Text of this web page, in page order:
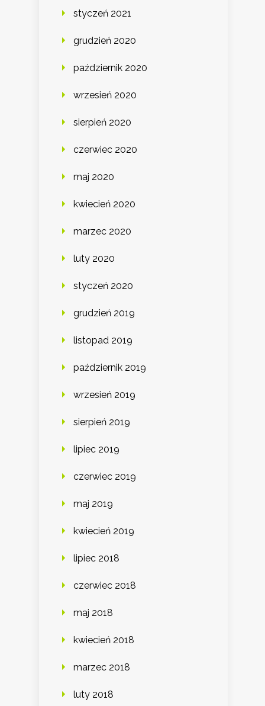
styczeń 2021
grudzień 2020
październik 2020
wrzesień 2020
sierpień 2020
czerwiec 2020
maj 2020
kwiecień 2020
marzec 2020
luty 2020
styczeń 2020
grudzień 2019
listopad 2019
październik 2019
wrzesień 2019
sierpień 2019
lipiec 2019
czerwiec 2019
maj 2019
kwiecień 2019
lipiec 2018
czerwiec 2018
maj 2018
kwiecień 2018
marzec 2018
luty 2018